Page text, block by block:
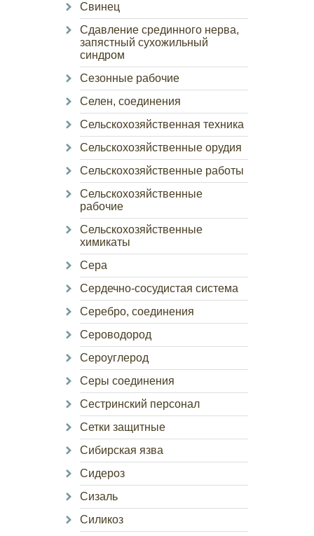
Свинец
Сдавление срединного нерва,
запястный сухожильный
синдром
Сезонные рабочие
Селен, соединения
Сельскохозяйственная техника
Сельскохозяйственные орудия
Сельскохозяйственные работы
Сельскохозяйственные
рабочие
Сельскохозяйственные
химикаты
Сера
Сердечно-сосудистая система
Серебро, соединения
Сероводород
Сероуглерод
Серы соединения
Сестринский персонал
Сетки защитные
Сибирская язва
Сидероз
Сизаль
Силикоз